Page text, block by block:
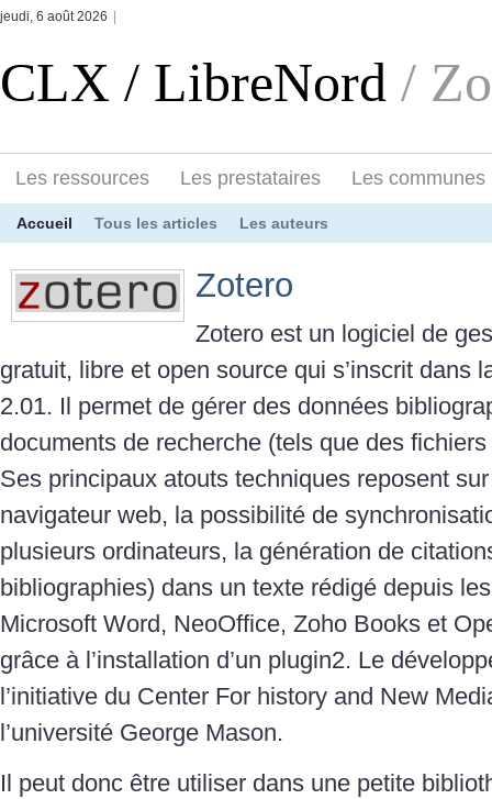
jeudi, 6 août 2026
CLX / LibreNord /
Les ressources Les prestataires Les communes
Accueil Tous les articles Les auteurs
Zotero
Zotero est un logiciel de
gratuit, libre et open source qui s’inscrit dans
2.01. Il permet de gérer des données
documents de recherche (tels que des
Ses principaux atouts techniques reposent sur
navigateur web, la possibilité de
plusieurs ordinateurs, la génération de
bibliographies) dans un texte rédigé depuis
Microsoft Word, NeoOffice, Zoho Books et
grâce à l’installation d’un plugin2. Le
l’initiative du Center For history and New
l’université George Mason.
Il peut donc être utiliser dans une petite